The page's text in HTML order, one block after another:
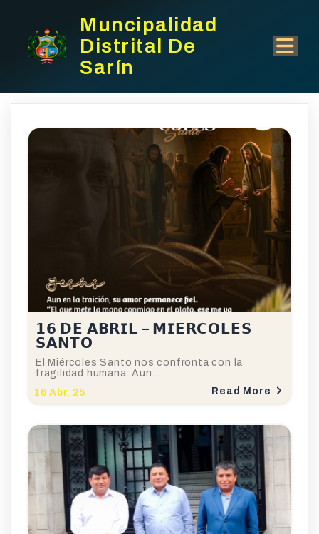
Muncipalidad
Distrital De
Sarín
𝟭𝟲 𝗗𝗘 𝗔𝗕𝗥𝗜𝗟 – 𝗠𝗜𝗘𝗥𝗖𝗢𝗟𝗘𝗦
𝗦𝗔𝗡𝗧𝗢
16 Abr, 25
El Miércoles Santo nos confronta con la
fragilidad humana. Aun…
Read More